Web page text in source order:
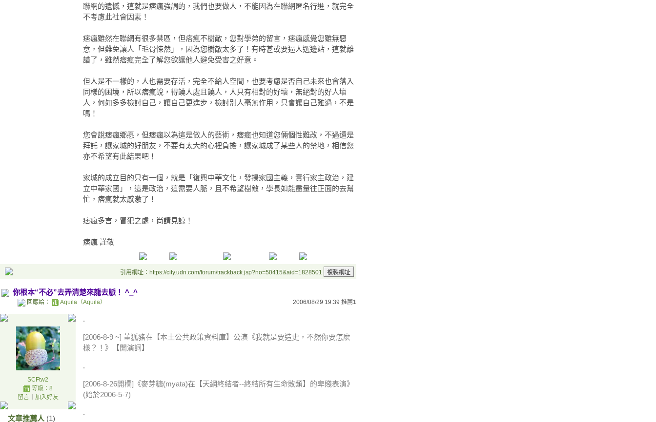
聯網的遺憾，這就是痞瘋強調的，我們也要做人，不能因為在聯網匿名行進，就完全
不考慮此社會因素！
痞瘋雖然在聯網有很多禁區，但痞瘋不樹敵，您對學弟的留言，痞瘋感覺您雖無惡
意，但難免讓人「毛骨悚然」，因為您樹敵太多了！有時甚或要逼人選邊站，這就離
譜了，雖然痞瘋完全了解您欲讓他人避免受害之好意。
但人是不一樣的，人也需要存活，完全不給人空間，也要考慮是否自己未來也會落入
同樣的困境，所以痞瘋說，得饒人處且饒人，人只有相對的好壞，無絕對的好人壞
人，何如多多檢討自己，讓自己更進步，檢討別人毫無作用，只會讓自己難過，不是
嗎！
您會說痞瘋鄉愿，但痞瘋以為這是做人的藝術，痞瘋也知道您倆個性難改，不過還是
拜託，讓家城的好朋友，不要有太大的心裡負擔，讓家城成了某些人的禁地，相信您
亦不希望有此結果吧！
家城的成立目的只有一個，就是「復興中華文化，發揚家國主義，實行家主政治，建
立中華家國」，這是政治，這需要人脈，且不希望樹敵，學長如能盡量往正面的去幫
忙，痞瘋就太感激了！
痞瘋多言，冒犯之處，尚請見諒！
痞瘋 謹敬
引用網址：https://city.udn.com/forum/trackback.jsp?no=50415&aid=1828501
你根本“不必”去弄清楚來龍去脈！ ^_^
回應給： Aquila（Aquila） 2006/08/29 19:39 推薦1
SCFtw2
等級：8
留言｜ 加入好友
文章推薦人 (1)
.
[2006-8-9 ~] 董狐豬在【本土公共政策資料庫】公演《我就是要造史，不然你要怎麼
樣？！》【開演詞】
.
[2006-8-26開欄]《麥芽糖(myata)在【天網終結者--終結所有生命敗類】的卑賤表演》
(始於2006-5-7)
.